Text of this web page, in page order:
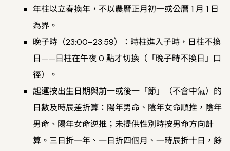
年柱以立春換年，不以農曆正月初一或公曆 1 月 1 日
為界。
晚子時（23:00–23:59）：時柱進入子時，日柱不換
日——日柱在午夜 0 點才切換（「晚子時不換日」口
徑）。
起運按出生日期與前一或後一「節」（不含中氣）的
日數及時辰差折算：陽年男命、陰年女命順推，陰年
男命、陽年女命逆推；未提供性別時按男命方向計
算。三日折一年、一日折四個月、一時辰折十日，餘